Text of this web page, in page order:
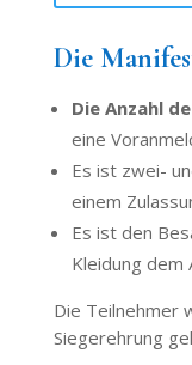
Die
Die Anzahl
eine
Es ist zwei-
einem
Es ist den
Kleidung
Die Teilnehmer
Siegerehrung